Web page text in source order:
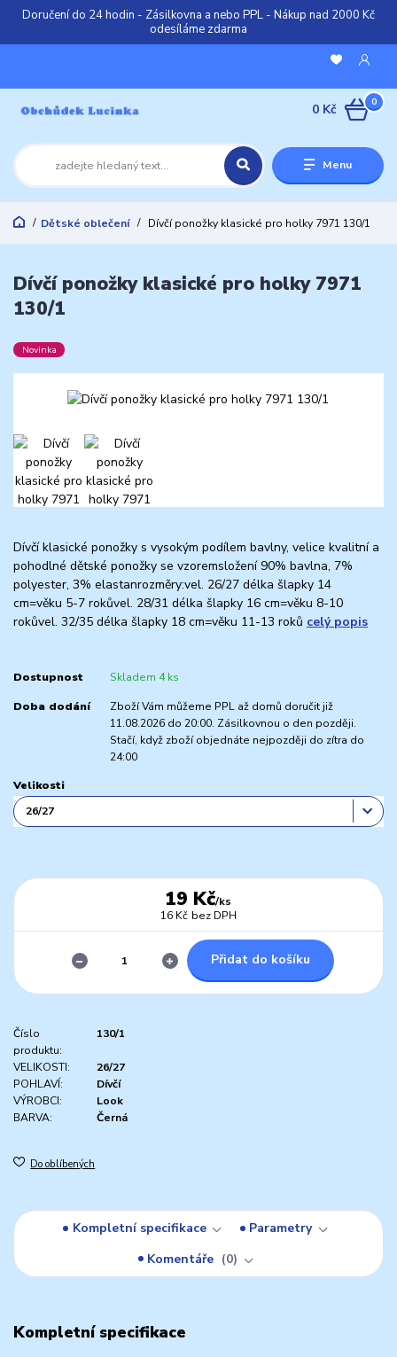
Doručení do 24 hodin - Zásilkovna a nebo PPL - Nákup nad 2000 Kč
odesíláme zdarma
Menu
0
0 Kč
Dětské oblečení Dívčí ponožky klasické pro holky 7971 130/1
Dívčí ponožky klasické pro holky 7971
130/1
Novinka
Dívčí klasické ponožky s vysokým podílem bavlny, velice kvalitní a
pohodlné dětské ponožky se vzoremsložení 90% bavlna, 7%
polyester, 3% elastanrozměry:vel. 26/27 délka šlapky 14
cm=věku 5-7 rokůvel. 28/31 délka šlapky 16 cm=věku 8-10
rokůvel. 32/35 délka šlapky 18 cm=věku 11-13 roků celý popis
Dostupnost Skladem 4 ks
Doba dodání
Zboží Vám můžeme PPL až domů doručit již
11.08.2026 do 20:00. Zásilkovnou o den později.
Stačí, když zboží objednáte nejpozději do zítra do
24:00
Velikosti
19 Kč/ks
16 Kč bez DPH
Přidat do košíku
Číslo
produktu:
130/1
VELIKOSTI:
26/27
POHLAVÍ:
Dívčí
VÝROBCI:
Look
BARVA:
Černá
Do oblíbených
Kompletní specifikace
Parametry
Komentáře
0
Kompletní specifikace